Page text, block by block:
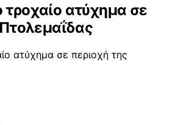
ατύχημα σε
ατύχημα σε περιοχή της